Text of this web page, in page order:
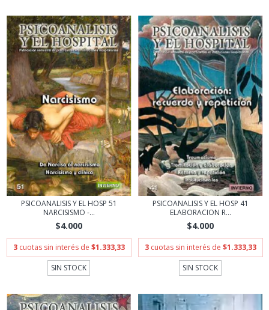
PSICOANALISIS Y EL HOSP 51
NARCISISMO -...
$4.000
3 cuotas sin interés de $1.333,33
SIN STOCK
PSICOANALISIS Y EL HOSP 41
ELABORACION R...
$4.000
3 cuotas sin interés de $1.333,33
SIN STOCK